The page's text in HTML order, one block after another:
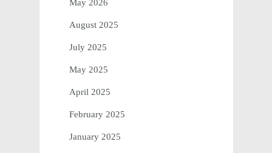
May 2026
August 2025
July 2025
May 2025
April 2025
February 2025
January 2025